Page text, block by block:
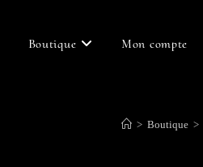
Boutique Mon compte
> Boutique >